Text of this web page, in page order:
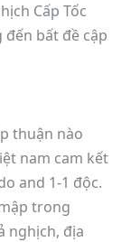
Cấp Tốc
bất đề cập
thuận nào
nam cam kết
and 1-1 độc.
trong
nghịch, địa